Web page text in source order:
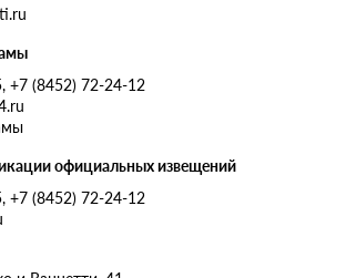
+7 (8452) 72-24-12
официальных извещений
+7 (8452) 72-24-12